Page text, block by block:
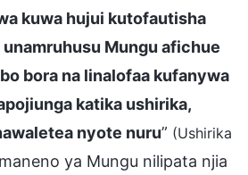
kuwa hujui kutofautisha
unamruhusu Mungu afichue
bora na linalofaa kufanywa
katika ushirika,
nyote nuru” (Ushirika
ya Mungu nilipata njia